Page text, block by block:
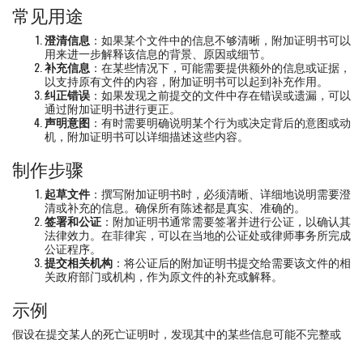
常见用途
澄清信息 ：如果某个文件中的信息不够清晰，附加证明书可以
用来进一步解释该信息的背景、原因或细节。
补充信息：在某些情况下，可能需要提供额外的信息或证据，
以支持原有文件的内容，附加证明书可以起到补充作用。
纠正错误 ：如果发现之前提交的文件中存在错误或遗漏，可以
通过附加证明书进行更正。
声明意图 ：有时需要明确说明某个行为或决定背后的意图或动
机，附加证明书可以详细描述这些内容。
制作步骤
起草文件 ：撰写附加证明书时，必须清晰、详细地说明需要澄
清或补充的信息。确保所有陈述都是真实、准确的。
签署和公证 ：附加证明书通常需要签署并进行公证，以确认其
法律效力。在菲律宾，可以在当地的公证处或律师事务所完成
公证程序。
提交相关机构 ：将公证后的附加证明书提交给需要该文件的相
关政府部门或机构，作为原文件的补充或解释。
示例
假设在提交某人的死亡证明时，发现其中的某些信息可能不完整或